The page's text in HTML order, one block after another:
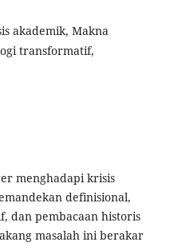
akademik, Makna
transformatif,
menghadapi krisis
definisional,
dan pembacaan historis
masalah ini berakar